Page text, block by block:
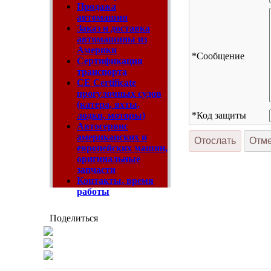
Продажа
автомашин
Заказ и доставка
автомашины из
Америки
Сертификация
транспорта
CE Certificate
прогулочных судов
(катера, яхты,
лодки, моторы)
Автосервис
американских и
европейских машин,
оригинальные
запчасти
Контакты, время
работы
Поделиться
*Сообщение
*Код защиты